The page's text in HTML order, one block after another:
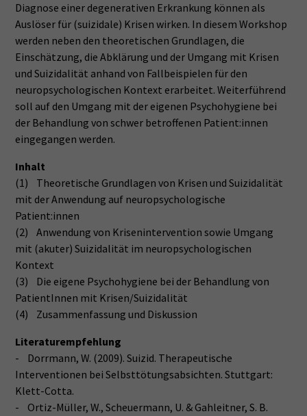
Diagnose einer degenerativen Erkrankung können als
Auslöser für (suizidale) Krisen wirken. In diesem Workshop
werden neben den theoretischen Grundlagen, die
Einschätzung, die Abklärung und der Umgang mit Krisen
und Suizidalität anhand von Fallbeispielen für den
neuropsychologischen Kontext erarbeitet. Weiterführend
soll auf den Umgang mit der eigenen Psychohygiene bei
der Behandlung von schwer betroffenen Patient:innen
eingegangen werden.
Inhalt
(1) Theoretische Grundlagen von Krisen und Suizidalität
mit der Anwendung auf neuropsychologische
Patient:innen
(2) Anwendung von Krisenintervention sowie Umgang
mit (akuter) Suizidalität im neuropsychologischen
Kontext
(3) Die eigene Psychohygiene bei der Behandlung von
PatientInnen mit Krisen/Suizidalität
(4) Zusammenfassung und Diskussion
Literaturempfehlung
- Dorrmann, W. (2009). Suizid. Therapeutische
Interventionen bei Selbsttötungsabsichten. Stuttgart:
Klett-Cotta.
- Ortiz-Müller, W., Scheuermann, U. & Gahleitner, S. B.